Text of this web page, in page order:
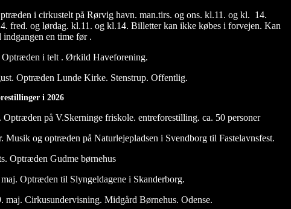
i cirkustelt på Rørvig havn. man.tirs. og ons. kl.11. og kl. 14.
fred. og lørdag. kl.11. og kl.14. Billetter kan ikke købes i forvejen. Kan
indgangen en time før .
Optræden i telt . Ørkild Haveforening.
Optræden Lunde Kirke. Stenstrup. Offentlig.
i 2026
Optræden på V.Skerninge friskole. entreforestilling. ca. 50 personer
Musik og optræden på Naturlejepladsen i Svendborg til Fastelavnsfest.
Optræden Gudme børnehus
Optræden til Slyngeldagene i Skanderborg.
maj. Cirkusundervisning. Midgård Børnehus. Odense.